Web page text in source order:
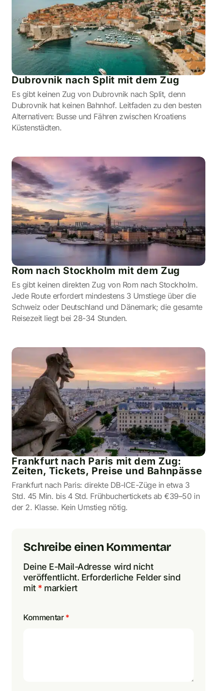
Dubrovnik nach Split mit dem Zug
Es gibt keinen Zug von Dubrovnik nach Split, denn
Dubrovnik hat keinen Bahnhof. Leitfaden zu den besten
Alternativen: Busse und Fähren zwischen Kroatiens
Küstenstädten.
Rom nach Stockholm mit dem Zug
Es gibt keinen direkten Zug von Rom nach Stockholm.
Jede Route erfordert mindestens 3 Umstiege über die
Schweiz oder Deutschland und Dänemark; die gesamte
Reisezeit liegt bei 28-34 Stunden.
Frankfurt nach Paris mit dem Zug:
Zeiten, Tickets, Preise und Bahnpässe
Frankfurt nach Paris: direkte DB-ICE-Züge in etwa 3
Std. 45 Min. bis 4 Std. Frühbuchertickets ab €39–50 in
der 2. Klasse. Kein Umstieg nötig.
Schreibe einen Kommentar
Deine E-Mail-Adresse wird nicht
veröffentlicht. Erforderliche Felder sind
mit * markiert
Kommentar *